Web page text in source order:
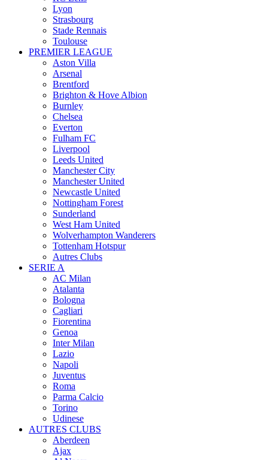
Lyon
Strasbourg
Stade Rennais
Toulouse
PREMIER LEAGUE
Aston Villa
Arsenal
Brentford
Brighton & Hove Albion
Burnley
Chelsea
Everton
Fulham FC
Liverpool
Leeds United
Manchester City
Manchester United
Newcastle United
Nottingham Forest
Sunderland
West Ham United
Wolverhampton Wanderers
Tottenham Hotspur
Autres Clubs
SERIE A
AC Milan
Atalanta
Bologna
Cagliari
Fiorentina
Genoa
Inter Milan
Lazio
Napoli
Juventus
Roma
Parma Calcio
Torino
Udinese
AUTRES CLUBS
Aberdeen
Ajax